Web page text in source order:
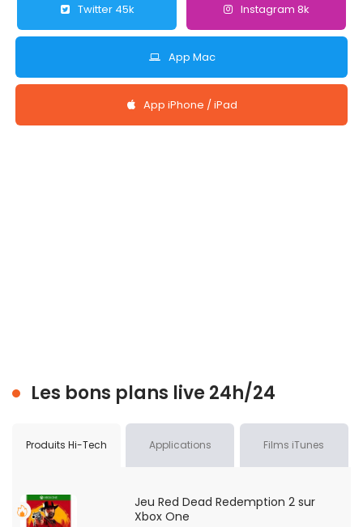
Twitter 45k Instagram 8k
App Mac
App iPhone / iPad
Les bons plans live 24h/24
Produits Hi-Tech Applications Films iTunes
Jeu Red Dead Redemption 2 sur
Xbox One